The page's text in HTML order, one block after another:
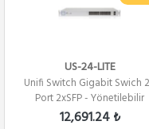
US-24-LITE
Unifi Switch Gigabit Swich
Port 2xSFP - Yönetilebilir
12,691.24 ₺